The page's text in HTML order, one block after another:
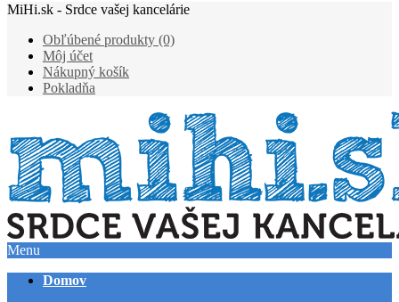
MiHi.sk - Srdce vašej kancelárie
Obľúbené produkty (0)
Môj účet
Nákupný košík
Pokladňa
Menu
Domov